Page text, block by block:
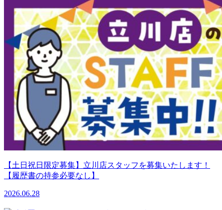
【土日祝日限定募集】立川店スタッフを募集いたします！
【履歴書の持参必要なし】
2026.06.28